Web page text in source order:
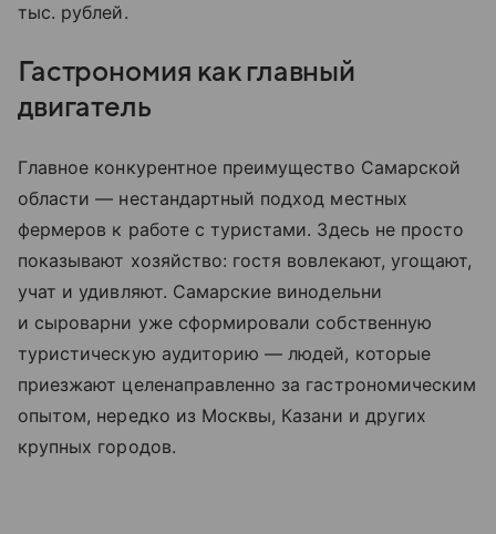
тыс. рублей.
Гастрономия как главный
двигатель
Главное конкурентное преимущество Самарской
области — нестандартный подход местных
фермеров к работе с туристами. Здесь не просто
показывают хозяйство: гостя вовлекают, угощают,
учат и удивляют. Самарские винодельни
и сыроварни уже сформировали собственную
туристическую аудиторию — людей, которые
приезжают целенаправленно за гастрономическим
опытом, нередко из Москвы, Казани и других
крупных городов.